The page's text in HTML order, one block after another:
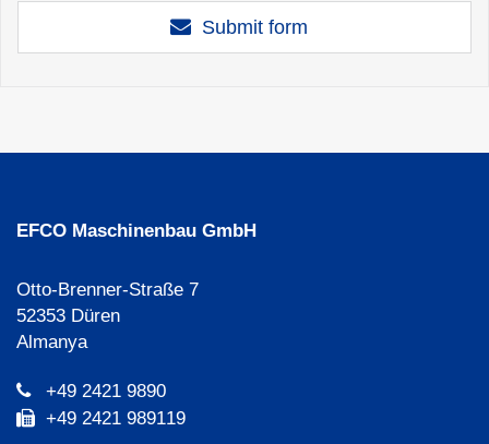
Submit form
EFCO Maschinenbau GmbH
Otto-Brenner-Straße 7
52353 Düren
Almanya
+49 2421 9890
+49 2421 989119